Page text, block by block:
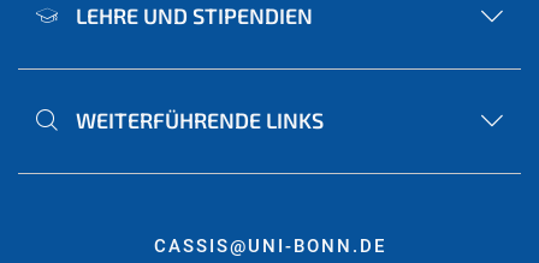
LEHRE UND STIPENDIEN
WEITERFÜHRENDE LINKS
CASSIS@UNI-BONN.DE